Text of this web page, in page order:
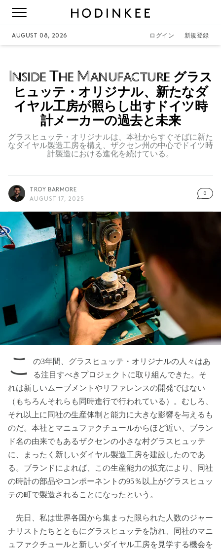
AUGUST 08, 2026 ログイン 新規登録
Inside The Manufacture グラス
ヒュッテ・オリジナル、新たなダ
イヤル工房が照らし出すドイツ時
計メーカーの過去と未来
グラスヒュッテ・オリジナルは、本社からすぐそばに新た
なダイヤル製造工房を構え、ザクセン州の中心でドイツ時
計製造における進化を続けている。
TROY BARMORE
AUGUST 17, 2025
0
こ
の3年間、グラスヒュッテ・オリジナルの人々はあ
る注目すべきプロジェクトに取り組んできた。そ
れは新しいムーブメントやリファレンスの開発ではない
（もちろんそれらも同時進行で行われている）。むしろ、
それ以上に同社の生産体制と能力に大きな影響を与えるも
のだ。本社とマニュファクチュールからほど近い、ブラン
ド名の由来でもあるザクセンの小さな村グラスヒュッテ
に、まったく新しいダイヤル製造工房を建設したのであ
る。ブランドによれば、この生産能力の拡充により、同社
の時計の部品やコンポーネントの95％以上がグラスヒュッ
テの町で製造されることになったという。
先日、私は世界各国から集まった限られた人数のジャー
ナリストたちとともにグラスヒュッテを訪れ、同社のマニ
ュファクチュールと新しいダイヤル工房を見学する機会を